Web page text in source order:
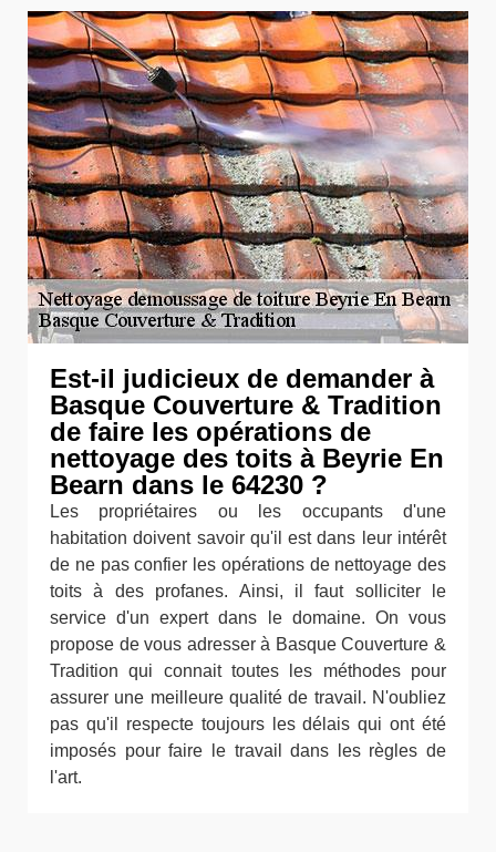
Est-il judicieux de demander à
Basque Couverture & Tradition
de faire les opérations de
nettoyage des toits à Beyrie En
Bearn dans le 64230 ?
Les propriétaires ou les occupants d'une
habitation doivent savoir qu'il est dans leur intérêt
de ne pas confier les opérations de nettoyage des
toits à des profanes. Ainsi, il faut solliciter le
service d'un expert dans le domaine. On vous
propose de vous adresser à Basque Couverture &
Tradition qui connait toutes les méthodes pour
assurer une meilleure qualité de travail. N'oubliez
pas qu'il respecte toujours les délais qui ont été
imposés pour faire le travail dans les règles de
l'art.